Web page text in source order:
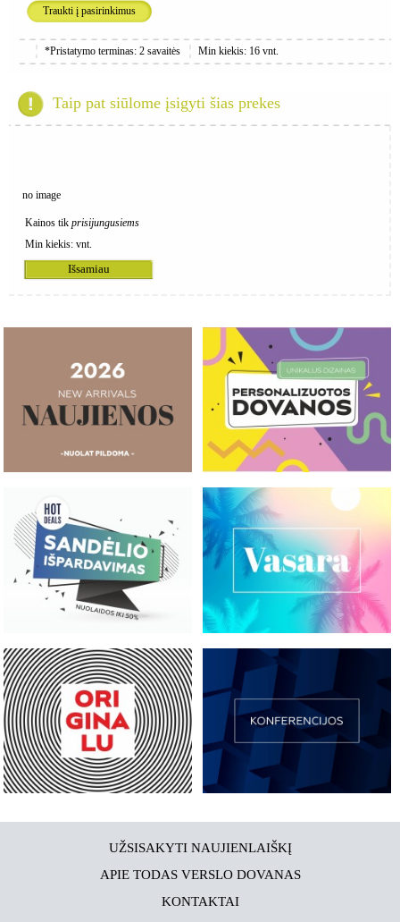
Traukti į pasirinkimus
*Pristatymo terminas: 2 savaitės Min kiekis: 16 vnt.
Taip pat siūlome įsigyti šias prekes
no image
Kainos tik prisijungusiems
Min kiekis: vnt.
Išsamiau
UŽSISAKYTI NAUJIENLAIŠKĮ
APIE TODAS VERSLO DOVANAS
KONTAKTAI